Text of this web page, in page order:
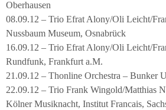
Oberhausen
08.09.12 – Trio Efrat Alony/Oli Leicht/
Nussbaum Museum, Osnabrück
16.09.12 – Trio Efrat Alony/Oli Leicht/
Rundfunk, Frankfurt a.M.
21.09.12 – Thonline Orchestra – Bunker
22.09.12 – Trio Frank Wingold/Matthias
Kölner Musiknacht, Institut Francais,